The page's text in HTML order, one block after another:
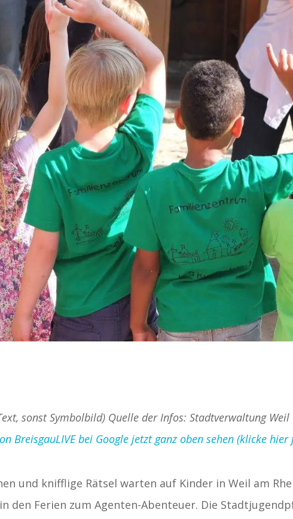
sonst Symbolbild) Quelle der Infos: Stadtverwaltung Weil
BreisgauLIVE bei Google jetzt ganz oben sehen (klicke
und knifflige Rätsel warten auf Kinder in Weil am
den Ferien zum Agenten-Abenteuer. Die